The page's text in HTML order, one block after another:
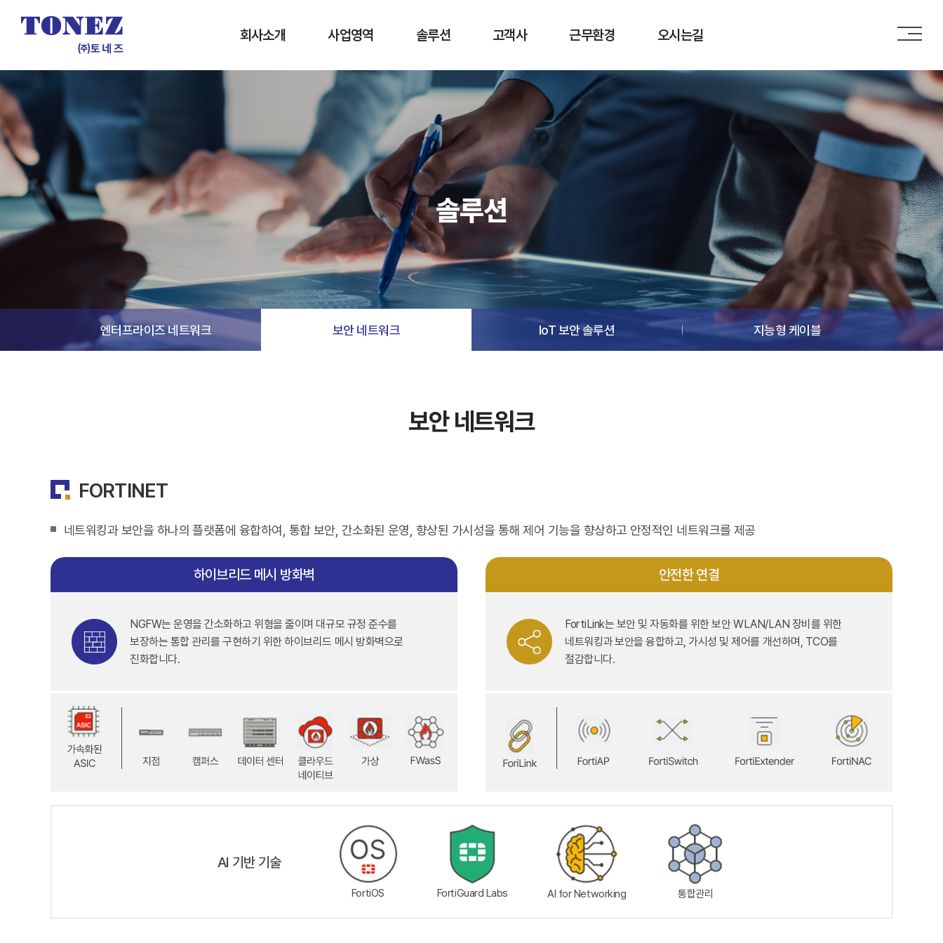
회사소개
인증서
조직도
사업영역
네트워크 컨설팅 및
네트워크 구축 대행
네트워크 공사
네트워크 유지보수
CCTV 및 출입통제
솔루션
엔터프라이즈
네트워크
보안 네트워크
IoT 보안 솔루션
지능형 케이블
고객사
고객사
근무환경
복리후생
회사소식
오시는길
오시는길
솔루션
엔터프라이즈 네트워크 보안 네트워크 IoT 보안 솔루션 지능형 케이블
보안 네트워크
FORTINET
네트워킹과 보안을 하나의 플랫폼에 융합하여, 통합 보안, 간소화된 운영, 향상된 가시성을 통해 제어 기능을 향상하고 안정적인 네트워크를 제공
하이브리드 메시 방화벽
NGFW는 운영을 간소화하고 위혐을 줄이며 대규모 규정 준수를
보장하는 통합 관리를 구현하기 위한 하이브리드 메시 방화벽으로
진화합니다.
안전한 연결
FortiLink는 보안 및 자동화를 위한 보안 WLAN/LAN 장비를 위한
네트워킹과 보안을 융합하고, 가시성 및 제어를 개선하며, TCO를
절감합니다.
AI 기반 기술
FortiOS FortiGuard Labs AI for Networking 통합관리